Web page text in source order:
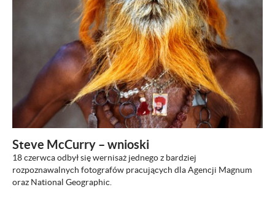
Steve McCurry – wnioski
18 czerwca odbył się wernisaż jednego z bardziej
rozpoznawalnych fotografów pracujących dla Agencji Magnum
oraz National Geographic.
ZOBACZ